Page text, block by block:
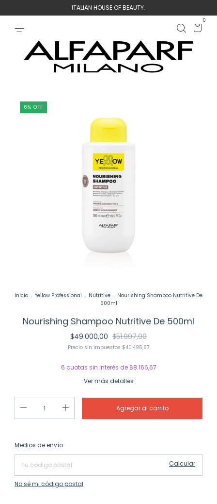
ITALIAN HOUSE OF BEAUTY.
0
6% OFF
Inicio . Yellow Professional . Nutritive . Nourishing Shampoo Nutritive De
500ml
Nourishing Shampoo Nutritive De 500ml
$49.000,00 $51.997,00
Precio sin impuestos $40.495,87
6 cuotas sin interés de $8.166,67
Ver más detalles
Entregas para el CP:
Medios de envío
Calcular
No sé mi código postal